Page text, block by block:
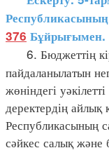
376 Бұйрығымен.
6. Бюджеттің
пайдаланылатын
жөніндегі
деректердің айлық
Республикасының
сәйкес салық және